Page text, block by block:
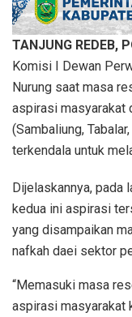
TANJUNG REDEB,
Komisi I Dewan
Nurung saat masa
aspirasi masyarakat
(Sambaliung,
terkendala untuk
Dijelaskannya, pada
kedua ini aspirasi
yang disampaikan
nafkah daei sektor
“Memasuki masa
aspirasi masyarakat